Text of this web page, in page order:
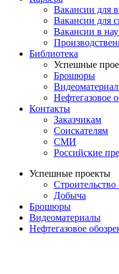
Вакансии для
Вакансии для
Вакансии в
Библиотека
Успешные
Брошюры
Нефтегазовое
Контакты
Заказчикам
Соискателям
СМИ
Российские
Успешные проекты
Добыча
Брошюры
Видеоматериалы
Нефтегазовое